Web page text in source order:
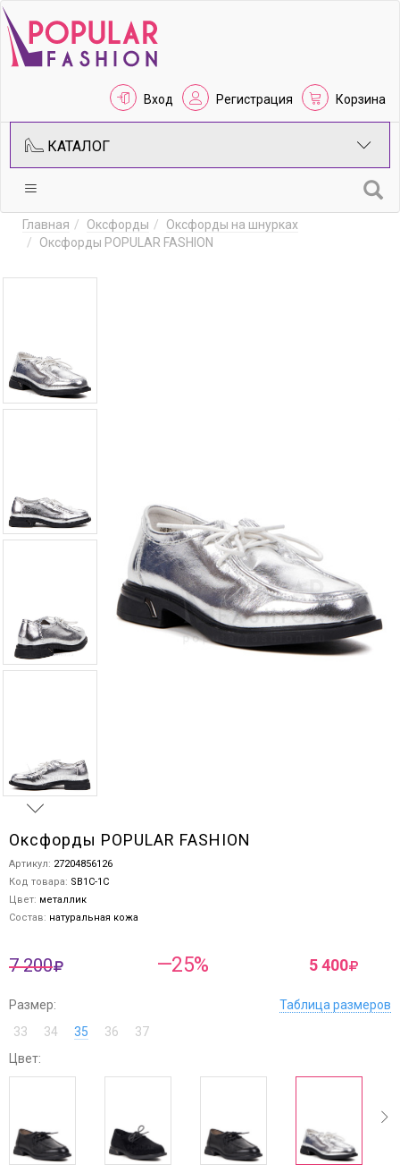
Вход Регистрация Корзина
КАТАЛОГ
Главная Оксфорды
Оксфорды на шнурках
Оксфорды POPULAR FASHION
Оксфорды POPULAR FASHION
Артикул: 27204856126
Код товара: SB1C-1C
Цвет: металлик
Состав: натуральная кожа
7 200 —25% 5 400
Размер:
Таблица размеров
33
34 35 36
37
Цвет: